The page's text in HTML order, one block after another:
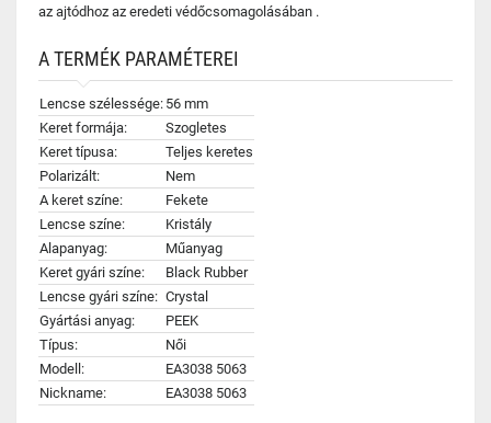
az ajtódhoz az eredeti védőcsomagolásában .
A TERMÉK PARAMÉTEREI
Lencse szélessége: 56 mm
Keret formája:
Szogletes
Keret típusa:
Teljes keretes
Polarizált:
Nem
A keret színe:
Fekete
Lencse színe:
Kristály
Alapanyag:
Műanyag
Keret gyári színe:
Black Rubber
Lencse gyári színe: Crystal
Gyártási anyag:
PEEK
Típus:
Női
Modell:
EA3038 5063
Nickname:
EA3038 5063